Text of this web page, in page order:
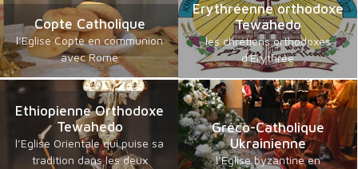
Copte Catholique
l’Eglise Copte en communion
avec Rome
Erythréenne orthodoxe
Tewahedo
les chrétiens orthodoxes
d'Erythrée
Ethiopienne Orthodoxe
Tewahedo
l’Eglise Orientale qui puise sa
tradition dans les deux
Gréco-Catholique
Ukrainienne
l’Eglise byzantine en